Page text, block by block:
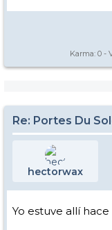
Karma: 0 -
Re: Portes Du
hectorwax
Yo estuve allí